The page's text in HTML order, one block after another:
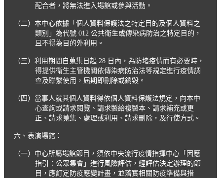
配合者，將無法進入場館或參與活動。
（二）本中心依據「個人資料保護法之特定目的及個人資料之
類別」為代號 012 公共衛生或傳染病防治之特定目的，
且不得為目的外利用。
（三）利用期間自蒐集日起 28 日內，為防堵疫情而有必要時，
得提供衛生主管機關依傳染病防治法等規定進行疫情調
查及聯繫使用，屆期即刪除或銷毀。
（四）當事人就其個人資料得依個人資料保護法規定，向本中
心查詢或請求閱覽、請求製給複製本、請求補充或更
正、請求蒐集、處理或利用、請求刪除，及行使方式。
六、表演場館：
（一）中心所屬場館節目，須依中央流行疫情指揮中心「因應
指引：公眾集會」進行風險評估，經評估決定辦理的節
目，應訂定防疫應變計畫，並落實相關防疫準備與措